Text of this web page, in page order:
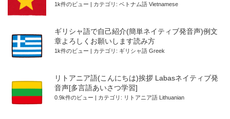
1k件のビュー | カテゴリ: ベトナム語 Vietnamese
ギリシャ語で自己紹介(簡単ネイティブ発音声)例文
章よろしくお願いします読み方
1k件のビュー | カテゴリ: ギリシャ語 Greek
リトアニア語(こんにちは)挨拶 Labasネイティブ発
音声[多言語あいさつ学習]
0.9k件のビュー | カテゴリ: リトアニア語 Lithuanian